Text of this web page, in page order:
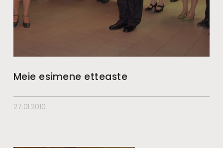
Meie esimene etteaste
27.01.2010